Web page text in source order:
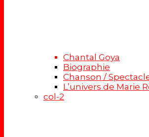
Chantal Goya
Biographie
Chanson /
L’univers de Marie
col-2